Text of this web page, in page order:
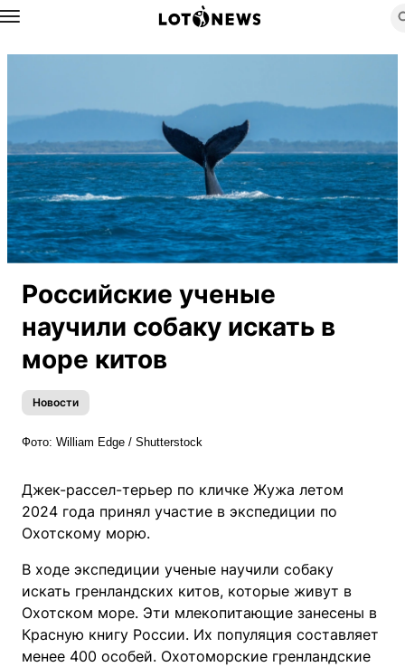
Назад
Российские ученые
научили собаку искать в
море китов
Новости
Фото: William Edge / Shutterstock
Джек-рассел-терьер по кличке Жужа летом
2024 года принял участие в экспедиции по
Охотскому морю.
В ходе экспедиции ученые научили собаку
искать гренландских китов, которые живут в
Охотском море. Эти млекопитающие занесены в
Красную книгу России. Их популяция составляет
менее 400 особей. Охотоморские гренландские